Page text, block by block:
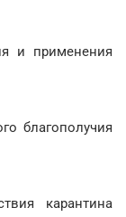
и применения
благополучия
карантина